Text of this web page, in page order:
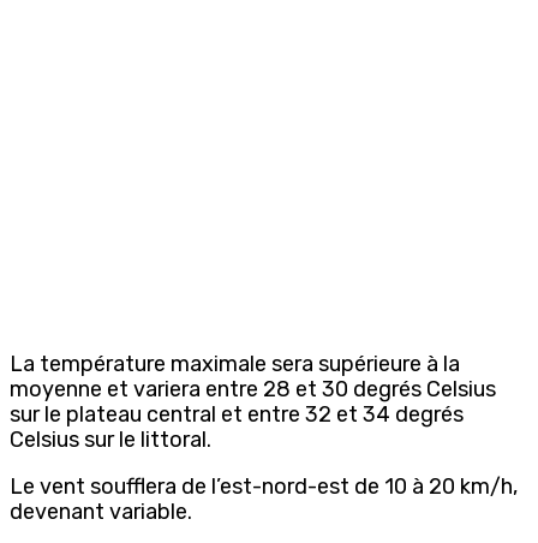
La température maximale sera supérieure à la
moyenne et variera entre 28 et 30 degrés Celsius
sur le plateau central et entre 32 et 34 degrés
Celsius sur le littoral.
Le vent soufflera de l’est-nord-est de 10 à 20 km/h,
devenant variable.